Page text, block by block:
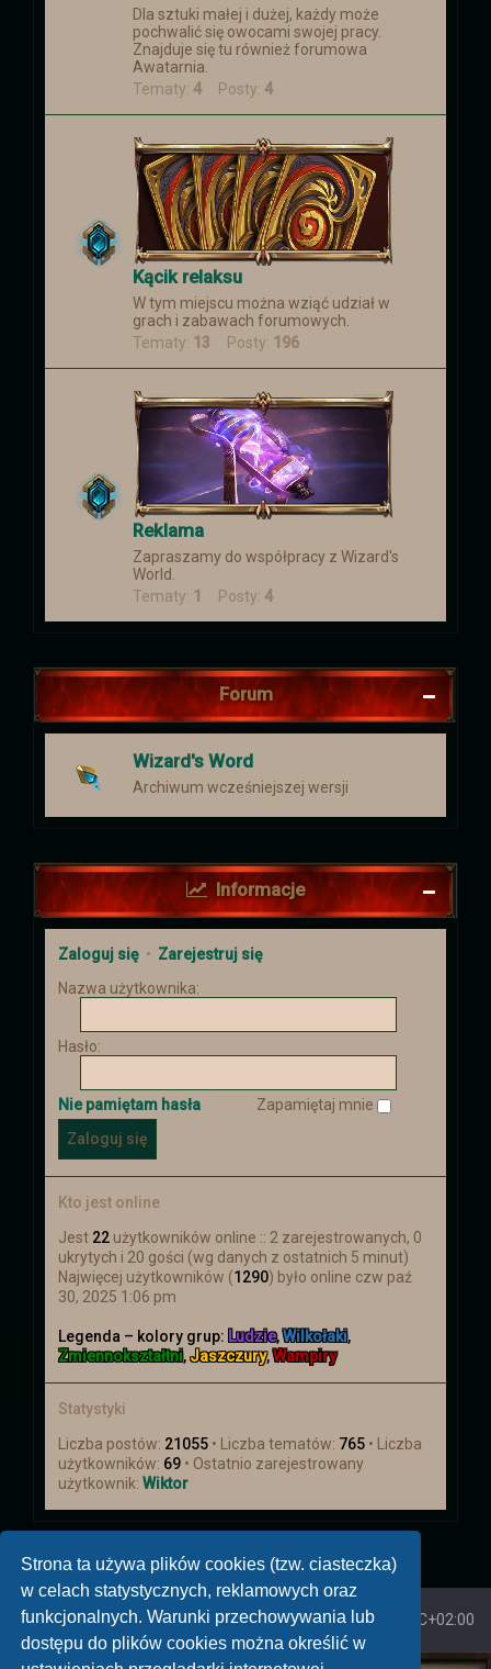
Strona ta używa plików cookies (tzw. ciasteczka)
w celach statystycznych, reklamowych oraz
funkcjonalnych. Warunki przechowywania lub
dostępu do plików cookies można określić w
Dla sztuki małej i dużej, każdy może
pochwalić się owocami swojej pracy.
Znajduje się tu również forumowa
Awatarnia.
Tematy: 4 Posty: 4
Kącik relaksu
W tym miejscu można wziąć udział w
grach i zabawach forumowych.
Tematy: 13 Posty: 196
Reklama
Zapraszamy do współpracy z Wizard's
World.
Tematy: 1 Posty: 4
Forum
Wizard's Word
Archiwum wcześniejszej wersji
Informacje
Zaloguj się • Zarejestruj się
Nazwa użytkownika:
Hasło:
Nie pamiętam hasła Zapamiętaj mnie
Kto jest online
Jest 22 użytkowników online :: 2 zarejestrowanych, 0
ukrytych i 20 gości (wg danych z ostatnich 5 minut)
Najwięcej użytkowników (1290) było online czw paź
30, 2025 1:06 pm
Legenda – kolory grup: Ludzie,Wilkołaki,
Zmiennokształtni,Jaszczury,Wampiry
Statystyki
Liczba postów: 21055 • Liczba tematów: 765 • Liczba
użytkowników: 69 • Ostatnio zarejestrowany
użytkownik: Wiktor
Strona główna Strefa czasowa UTC+02:00